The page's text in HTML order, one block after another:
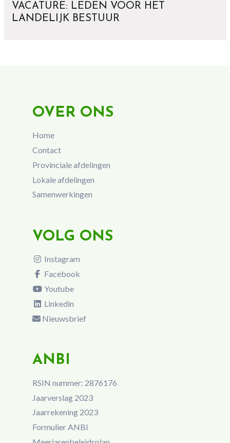
VACATURE: LEDEN VOOR HET
LANDELIJK BESTUUR
OVER ONS
Home
Contact
Provinciale afdelingen
Lokale afdelingen
Samenwerkingen
VOLG ONS
Instagram
Facebook
Youtube
Linkedin
Nieuwsbrief
ANBI
RSIN nummer: 2876176
Jaarverslag 2023
Jaarrekening 2023
Formulier ANBI